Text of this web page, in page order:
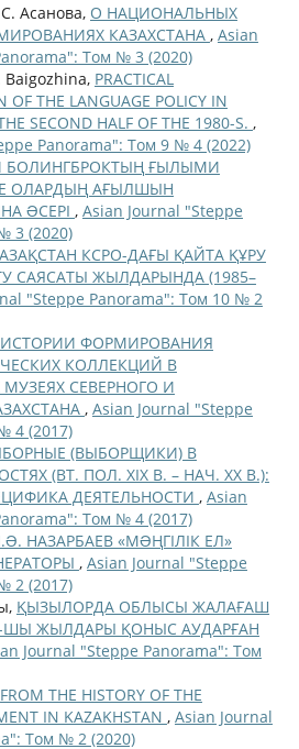
Асанова, О НАЦИОНАЛЬНЫХ
КАЗАХСТАНА , Asian
Том № 3 (2020)
Baigozhina, PRACTICAL
OF THE LANGUAGE POLICY IN
SECOND HALF OF THE 1980-S. ,
Panorama": Том 9 № 4 (2022)
БОЛИНГБРОКТЫҢ ҒЫЛЫМИ
ОЛАРДЫҢ АҒЫЛШЫН
ƏСЕРІ , Asian Journal "Steppe
3 (2020)
КСРО-ДАҒЫ ҚАЙТА ҚҰРУ
САЯСАТЫ ЖЫЛДАРЫНДА (1985–
"Steppe Panorama": Том 10 № 2
ФОРМИРОВАНИЯ
КОЛЛЕКЦИЙ В
МУЗЕЯХ СЕВЕРНОГО И
, Asian Journal "Steppe
4 (2017)
(ВЫБОРЩИКИ) В
(ВТ. ПОЛ. XIX В. – НАЧ. ХХ В.):
ДЕЯТЕЛЬНОСТИ , Asian
Том № 4 (2017)
НАЗАРБАЕВ «МƏҢГІЛІК ЕЛ»
, Asian Journal "Steppe
2 (2017)
ҚЫЗЫЛОРДА ОБЛЫСЫ ЖАЛАҒАШ
ШЫ ЖЫЛДАРЫ ҚОНЫС АУДАРҒАН
Journal "Steppe Panorama": Том
FROM THE HISTORY OF THE
IN KAZAKHSTAN , Asian Journal
Том № 2 (2020)